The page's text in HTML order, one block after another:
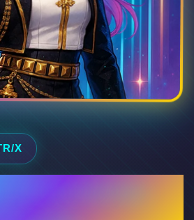
X
Guerreras